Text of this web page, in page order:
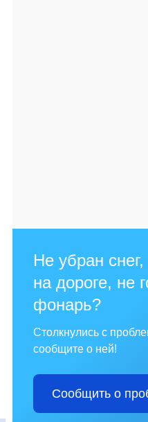
Не убран
на дороге, не
фонарь?
Столкнулись с
сообщите о ней!
Сообщить о